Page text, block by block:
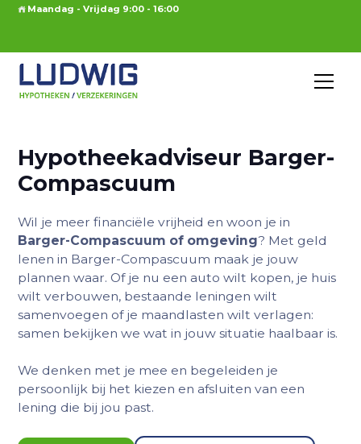
Maandag - Vrijdag 9:00 - 16:00
Hypotheekadviseur Barger-
Compascuum
Wil je meer financiële vrijheid en woon je in
Barger-Compascuum of omgeving? Met geld
lenen in Barger-Compascuum maak je jouw
plannen waar. Of je nu een auto wilt kopen, je huis
wilt verbouwen, bestaande leningen wilt
samenvoegen of je maandlasten wilt verlagen:
samen bekijken we wat in jouw situatie haalbaar is.
We denken met je mee en begeleiden je
persoonlijk bij het kiezen en afsluiten van een
lening die bij jou past.